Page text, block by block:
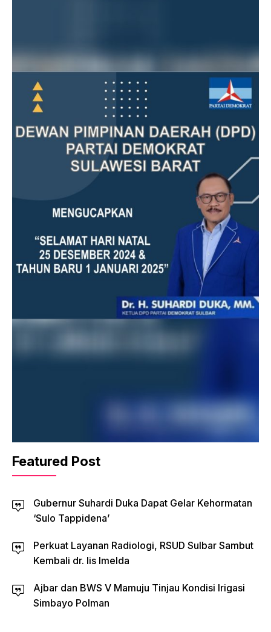
Featured Post
Gubernur Suhardi Duka Dapat Gelar Kehormatan
‘Sulo Tappidena’
Perkuat Layanan Radiologi, RSUD Sulbar Sambut
Kembali dr. Iis Imelda
Ajbar dan BWS V Mamuju Tinjau Kondisi Irigasi
Simbayo Polman